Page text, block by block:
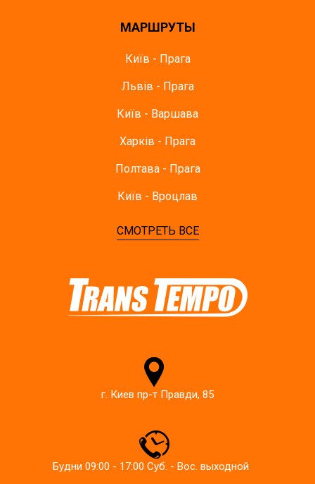
МАРШРУТЫ
Київ - Прага
Львів - Прага
Київ - Варшава
Харків - Прага
Полтава - Прага
Київ - Вроцлав
СМОТРЕТЬ ВСЕ
г. Киев пр-т Правди, 85
Будни 09:00 - 17:00 Суб. - Вос. выходной